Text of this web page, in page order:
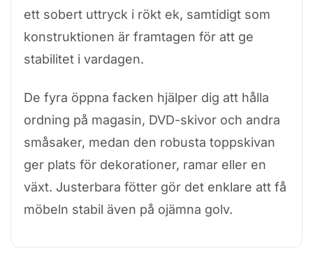
ett sobert uttryck i rökt ek, samtidigt som
konstruktionen är framtagen för att ge
stabilitet i vardagen.
De fyra öppna facken hjälper dig att hålla
ordning på magasin, DVD-skivor och andra
småsaker, medan den robusta toppskivan
ger plats för dekorationer, ramar eller en
växt. Justerbara fötter gör det enklare att få
möbeln stabil även på ojämna golv.